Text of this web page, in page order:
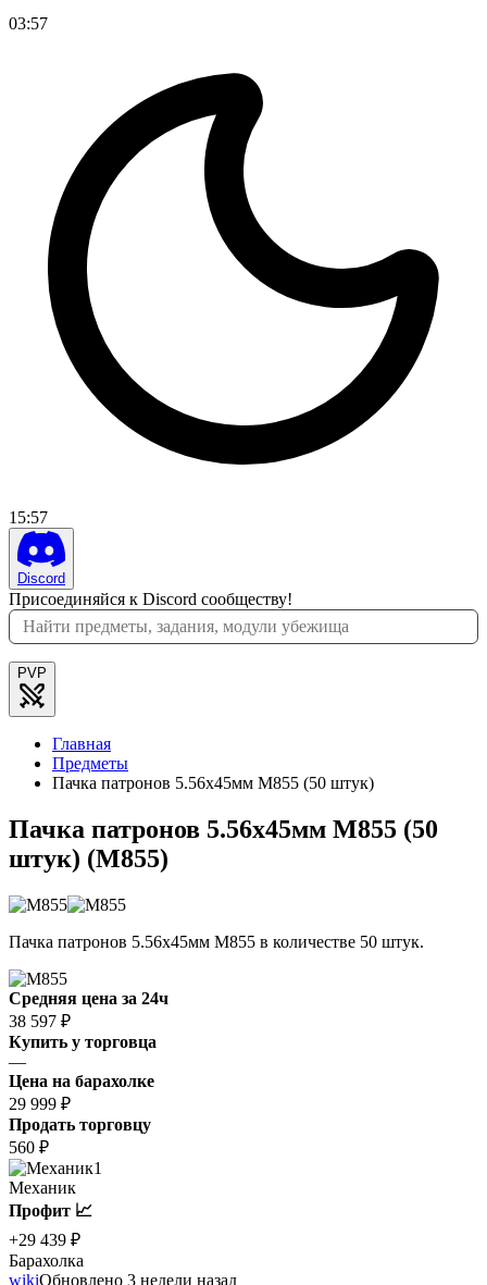
03:57
15:57
Discord
Присоединяйся к Discord сообществу!
PVP
Главная
Предметы
Пачка патронов 5.56x45мм M855 (50 штук)
Пачка патронов 5.56x45мм M855 (50
штук) (M855)
Пачка патронов 5.56x45мм M855 в количестве 50 штук.
Средняя цена за 24ч
38 597 ₽
Купить у торговца
—
Цена на барахолке
29 999 ₽
Продать торговцу
560 ₽
1
Механик
Профит 📈
+29 439 ₽
Барахолка
wikiОбновлено 3 недели назад